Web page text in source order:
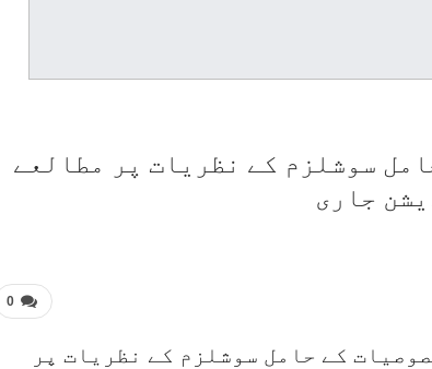
سوشلزم کے نظریات پر مطالعے
جاری
0
کے حامل سوشلزم کے نظریات پر